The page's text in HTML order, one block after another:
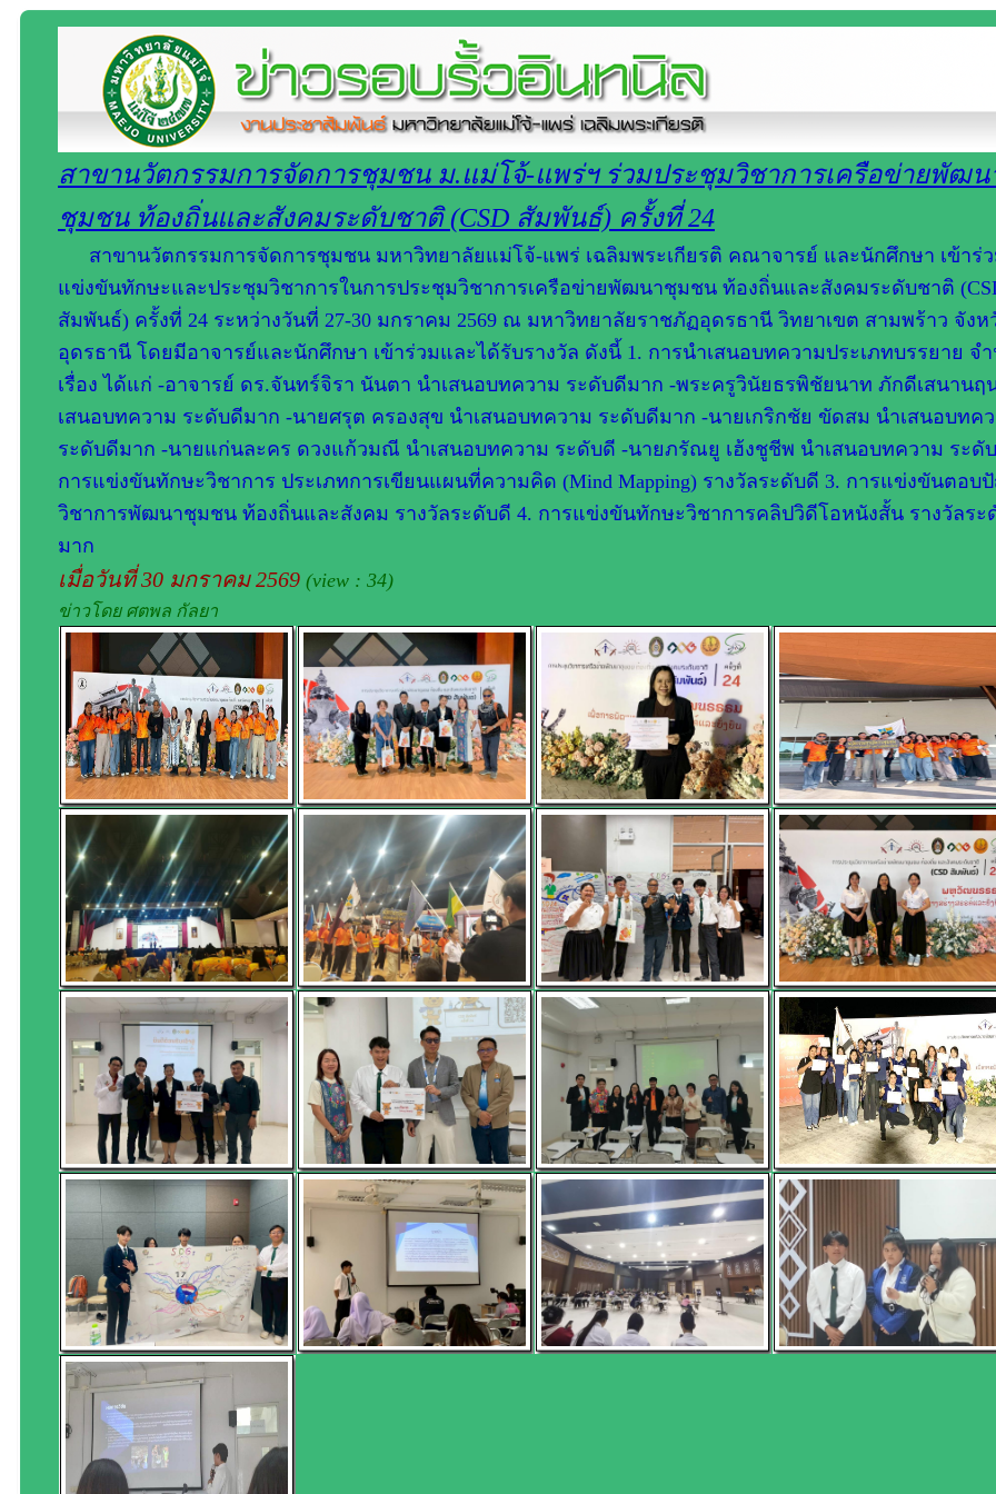
สาขานวัตกรรมการจัดการชุมชน ม.แม่โจ้-แพร่ฯ ร่วมประชุมวิชาการเครือข่ายพัฒน
ชุมชน ท้องถิ่นและสังคมระดับชาติ (CSD สัมพันธ์) ครั้งที่ 24
สาขานวัตกรรมการจัดการชุมชน มหาวิทยาลัยแม่โจ้-แพร่ เฉลิมพระเกียรติ คณาจารย์ และนักศึกษา เข้าร่
แข่งขันทักษะและประชุมวิชาการในการประชุมวิชาการเครือข่ายพัฒนาชุมชน ท้องถิ่นและสังคมระดับชาติ
สัมพันธ์) ครั้งที่ 24 ระหว่างวันที่ 27-30 มกราคม 2569 ณ มหาวิทยาลัยราชภัฏอุดรธานี วิทยาเขต สามพร้าว จังห
อุดรธานี โดยมีอาจารย์และนักศึกษา เข้าร่วมและได้รับรางวัล ดังนี้ 1. การนำเสนอบทความประเภทบรรยาย จ
เรื่อง ได้แก่ -อาจารย์ ดร.จันทร์จิรา นันตา นำเสนอบทความ ระดับดีมาก -พระครูวินัยธรพิชัยนาท ภักดีเสนานฤ
เสนอบทความ ระดับดีมาก -นายศรุต ครองสุข นำเสนอบทความ ระดับดีมาก -นายเกริกชัย ขัดสม นำเสนอบทค
ระดับดีมาก -นายแก่นละคร ดวงแก้วมณี นำเสนอบทความ ระดับดี -นายภรัณยู เฮ้งชูชีพ นำเสนอบทความ ระดั
การแข่งขันทักษะวิชาการ ประเภทการเขียนแผนที่ความคิด (Mind Mapping) รางวัลระดับดี 3. การแข่งขันตอบ
วิชาการพัฒนาชุมชน ท้องถิ่นและสังคม รางวัลระดับดี 4. การแข่งขันทักษะวิชาการคลิปวิดีโอหนังสั้น รางวัลระ
มาก
เมื่อวันที่ 30 มกราคม 2569 (view : 34)
ข่าวโดย ศตพล กัลยา